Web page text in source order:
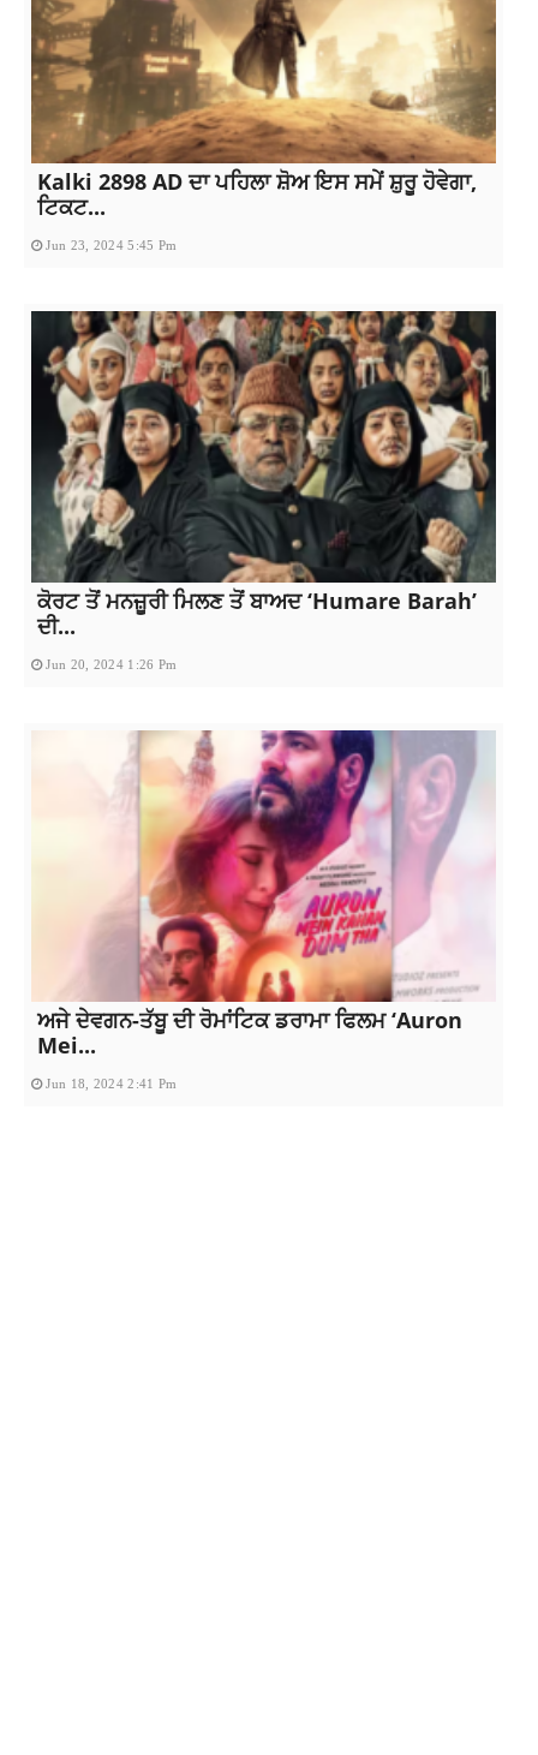
Kalki 2898 AD ਦਾ ਪਹਿਲਾ ਸ਼ੋਅ ਇਸ ਸਮੇਂ ਸ਼ੁਰੂ ਹੋਵੇਗਾ,
ਟਿਕਟ...
Jun 23, 2024 5:45 Pm
ਕੋਰਟ ਤੋਂ ਮਨਜ਼ੂਰੀ ਮਿਲਣ ਤੋਂ ਬਾਅਦ ‘Humare Barah’
ਦੀ...
Jun 20, 2024 1:26 Pm
ਅਜੇ ਦੇਵਗਨ-ਤੱਬੂ ਦੀ ਰੋਮਾਂਟਿਕ ਡਰਾਮਾ ਫਿਲਮ ‘Auron
Mei...
Jun 18, 2024 2:41 Pm